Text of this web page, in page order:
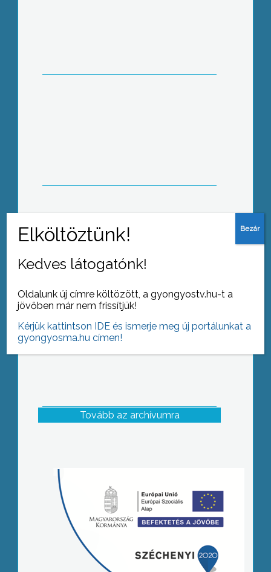
Vidámságot adni: ez vezérli a
Tovább az archívumra
Kedves látogatónk!
Oldalunk új címre költözött, a gyongyostv.hu-t a
jövőben már nem frissítjük!
Kérjük kattintson IDE és ismerje meg új portálunkat a
gyongyosma.hu címen!